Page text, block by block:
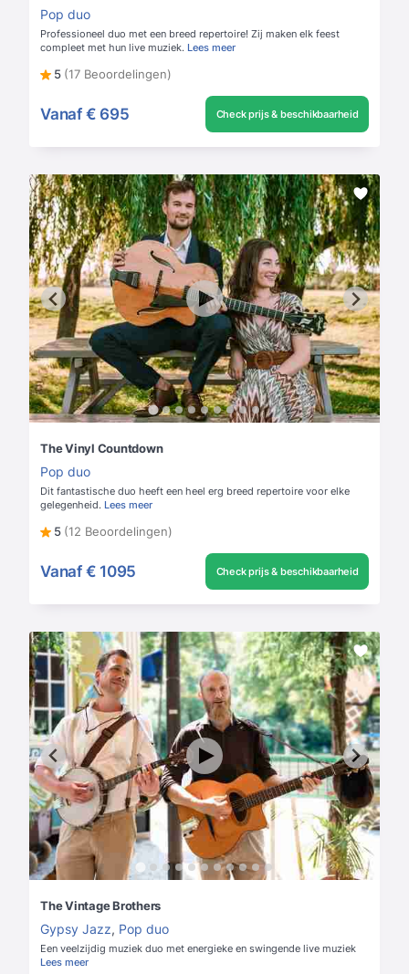
Pop duo
Professioneel duo met een breed repertoire! Zij maken elk feest
compleet met hun live muziek. Lees meer
5 (17 Beoordelingen)
Vanaf € 695 Check prijs & beschikbaarheid
The Vinyl Countdown
Pop duo
Dit fantastische duo heeft een heel erg breed repertoire voor elke
gelegenheid. Lees meer
5 (12 Beoordelingen)
Vanaf € 1095 Check prijs & beschikbaarheid
The Vintage Brothers
Gypsy Jazz, Pop duo
Een veelzijdig muziek duo met energieke en swingende live muziek
Lees meer